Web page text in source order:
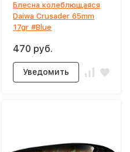
Блесна колеблющаяся
Daiwa Crusader 65mm
17gr #Blue
470 руб.
Уведомить